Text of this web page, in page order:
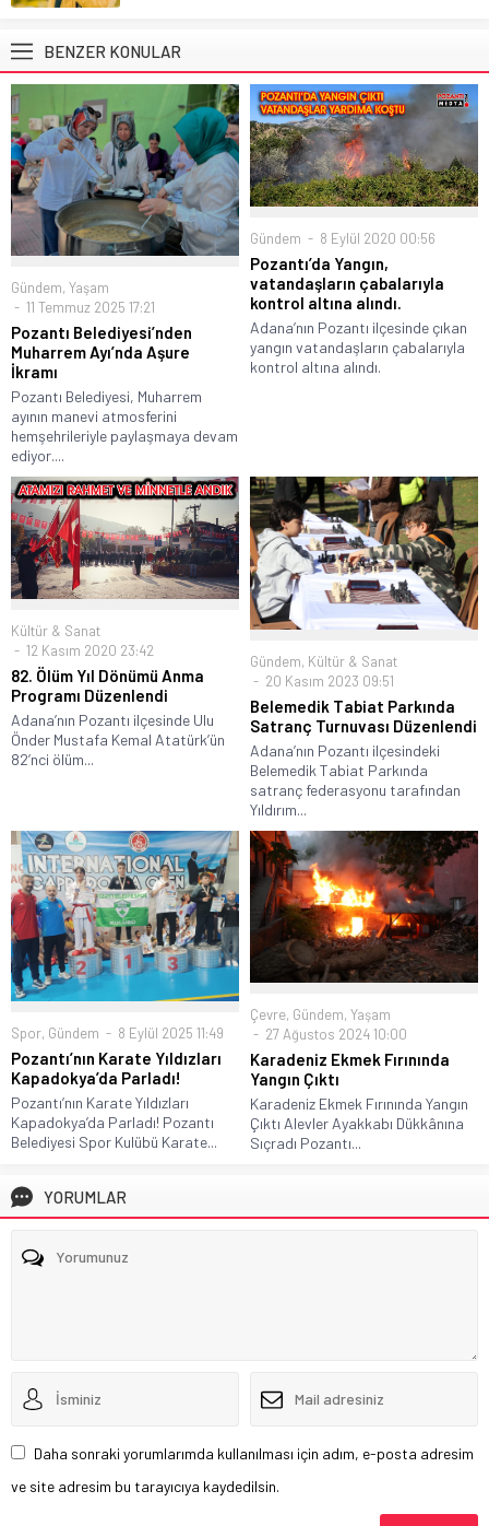
BENZER KONULAR
Gündem, Yaşam
11 Temmuz 2025 17:21
Pozantı Belediyesi’nden
Muharrem Ayı’nda Aşure
İkramı
Pozantı Belediyesi, Muharrem
ayının manevi atmosferini
hemşehrileriyle paylaşmaya devam
ediyor....
Gündem 8 Eylül 2020 00:56
Pozantı’da Yangın,
vatandaşların çabalarıyla
kontrol altına alındı.
Adana’nın Pozantı ilçesinde çıkan
yangın vatandaşların çabalarıyla
kontrol altına alındı.
Kültür & Sanat
12 Kasım 2020 23:42
82. Ölüm Yıl Dönümü Anma
Programı Düzenlendi
Adana’nın Pozantı ilçesinde Ulu
Önder Mustafa Kemal Atatürk’ün
82’nci ölüm...
Gündem, Kültür & Sanat
20 Kasım 2023 09:51
Belemedik Tabiat Parkında
Satranç Turnuvası Düzenlendi
Adana’nın Pozantı ilçesindeki
Belemedik Tabiat Parkında
satranç federasyonu tarafından
Yıldırım...
Spor, Gündem 8 Eylül 2025 11:49
Pozantı’nın Karate Yıldızları
Kapadokya’da Parladı!
Pozantı’nın Karate Yıldızları
Kapadokya’da Parladı! Pozantı
Belediyesi Spor Kulübü Karate...
Çevre, Gündem, Yaşam
27 Ağustos 2024 10:00
Karadeniz Ekmek Fırınında
Yangın Çıktı
Karadeniz Ekmek Fırınında Yangın
Çıktı Alevler Ayakkabı Dükkânına
Sıçradı Pozantı...
YORUMLAR
Daha sonraki yorumlarımda kullanılması için adım, e-posta adresim
ve site adresim bu tarayıcıya kaydedilsin.